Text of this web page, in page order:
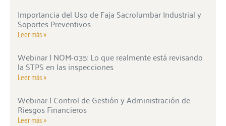
Importancia del Uso de Faja Sacrolumbar Industrial y
Soportes Preventivos
Leer más »
Webinar | NOM-035: Lo que realmente está revisando
la STPS en las inspecciones
Leer más »
Webinar | Control de Gestión y Administración de
Riesgos Financieros
Leer más »